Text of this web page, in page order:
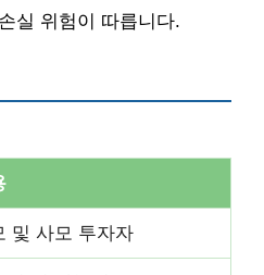
실 위험이 따릅니다.
및 사모 투자자